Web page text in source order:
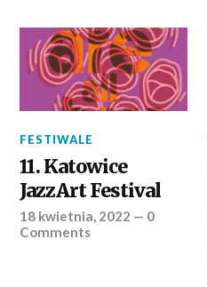
FESTIWALE
11. Katowice
JazzArt Festival
18 kwietnia, 2022 — 0
Comments